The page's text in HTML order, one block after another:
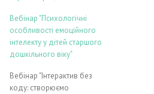
Вебінар "Психологічні
особливості емоційного
інтелекту у дітей старшого
дошкільного віку"
Вебінар "Інтерактив без
коду: створюємо